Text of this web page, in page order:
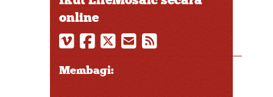
online
Membagi: